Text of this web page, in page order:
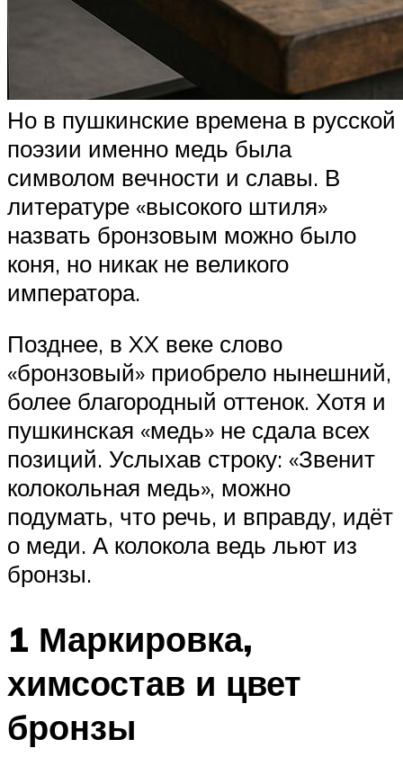
Но в пушкинские времена в русской
поэзии именно медь была
символом вечности и славы. В
литературе «высокого штиля»
назвать бронзовым можно было
коня, но никак не великого
императора.
Позднее, в XX веке слово
«бронзовый» приобрело нынешний,
более благородный оттенок. Хотя и
пушкинская «медь» не сдала всех
позиций. Услыхав строку: «Звенит
колокольная медь», можно
подумать, что речь, и вправду, идёт
о меди. А колокола ведь льют из
бронзы.
1 Маркировка,
химсостав и цвет
бронзы